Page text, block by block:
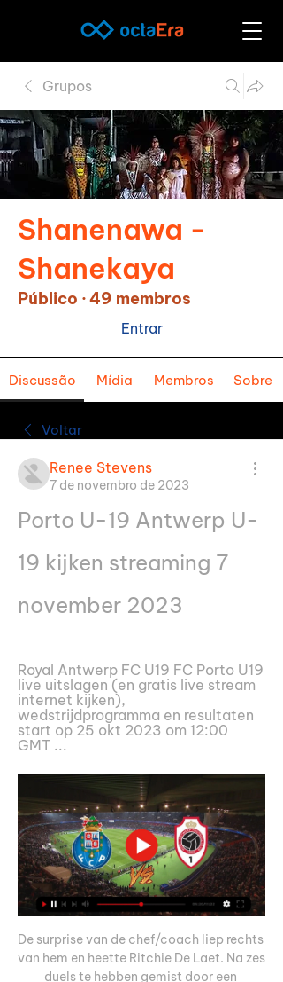
Grupos
Shanenawa -
Shanekaya
Público ·49 membros
Entrar
Discussão Mídia Membros Sobre
Voltar
Renee Stevens
7 de novembro de 2023
Porto U-19 Antwerp U-
19 kijken streaming 7
november 2023
Royal Antwerp FC U19 FC Porto U19
live uitslagen (en gratis live stream
internet kijken),
wedstrijdprogramma en resultaten
start op 25 okt 2023 om 12:00
GMT ...
De surprise van de chef/coach liep rechts
van hem en heette Ritchie De Laet. Na zes
duels te hebben gemist door een